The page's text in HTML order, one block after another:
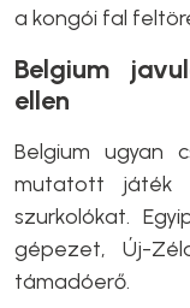
a kongói fal
Belgium
ellen
Belgium ugyan
mutatott játék
szurkolókat.
gépezet, Új-
támadóerő.